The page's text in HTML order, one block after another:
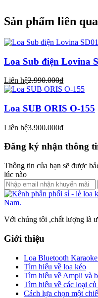
Sản phẩm liên
Loa Sub điện Lovina
Liên hệ2.990.000₫
Loa SUB ORIS O-155
Liên hệ3.900.000₫
Đăng ký nhận thông
Thông tin của bạn sẽ được
lúc nào
Với chúng tôi ,chất lượng là
Giới thiệu
Loa Bluetooth
Tìm hiểu về loa kéo
Tìm hiểu về Ampli và
Tìm hiểu về các loại củ
Cách lựa chọn một